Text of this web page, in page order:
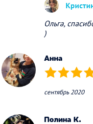
Ольга,
)
Анна
(*) (*) (*) (*)
сентябрь 2020
Полина К.